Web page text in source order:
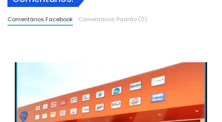
Comentários Facebook Comentários Padrão (0)